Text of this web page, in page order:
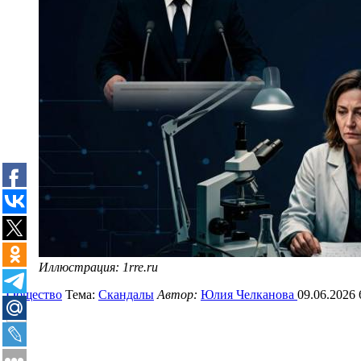
Иллюстрация: 1rre.ru
Общество Тема: Скандалы Автор: Юлия Челканова 09.06.2026